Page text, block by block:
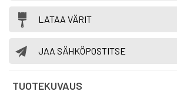
LATAA VÄRIT
JAA SÄHKÖPOSTITSE
TUOTEKUVAUS